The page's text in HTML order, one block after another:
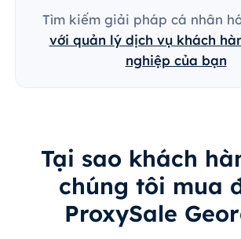
Tìm kiếm giải pháp cá nhân
với quản lý dịch vụ khách
nghiệp của bạn
Tại sao khách
chúng tôi mua
ProxySale